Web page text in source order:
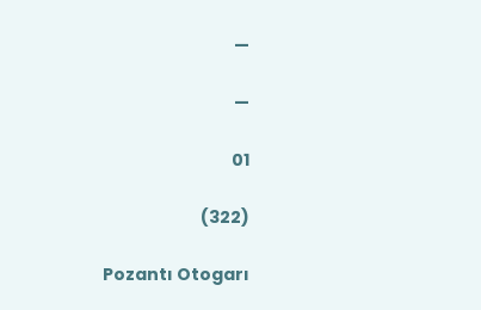
—
—
01
(322)
Pozantı Otogarı